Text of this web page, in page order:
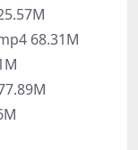
68.31M